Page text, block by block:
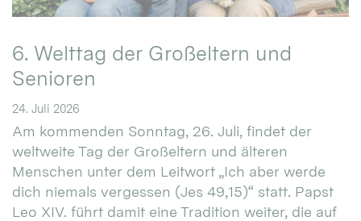
6. Welttag der Großeltern und
Senioren
24. Juli 2026
Am kommenden Sonntag, 26. Juli, findet der
weltweite Tag der Großeltern und älteren
Menschen unter dem Leitwort „Ich aber werde
dich niemals vergessen (Jes 49,15)“ statt. Papst
Leo XIV. führt damit eine Tradition weiter, die auf